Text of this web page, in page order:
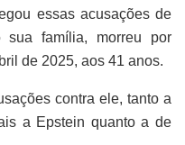
essas acusações de
sua família, morreu por
de 2025, aos 41 anos.
contra ele, tanto a
a Epstein quanto a de